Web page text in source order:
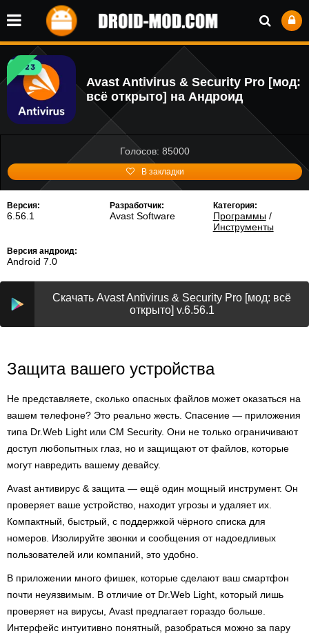
Avast Antivirus & Security Pro [мод:
всё открыто] на Андроид
Голосов: 85000
В закладки
Версия:
6.56.1
Разработчик:
Avast Software
Категория:
Программы/
Инструменты
Версия андроид:
Android 7.0
Скачать Avast Antivirus & Security Pro [мод: всё
открыто] v.6.56.1
Защита вашего устройства
Не представляете, сколько опасных файлов может оказаться на
вашем телефоне? Это реально жесть. Спасение — приложения
типа Dr.Web Light или CM Security. Они не только ограничивают
доступ любопытных глаз, но и защищают от файлов, которые
могут навредить вашему девайсу.
Avast антивирус & защита — ещё один мощный инструмент. Он
проверяет ваше устройство, находит угрозы и удаляет их.
Компактный, быстрый, с поддержкой чёрного списка для
номеров. Изолируйте звонки и сообщения от надоедливых
пользователей или компаний, это удобно.
В приложении много фишек, которые сделают ваш смартфон
почти неуязвимым. В отличие от Dr.Web Light, который лишь
проверяет на вирусы, Avast предлагает гораздо больше.
Интерфейс интуитивно понятный, разобраться можно за пару